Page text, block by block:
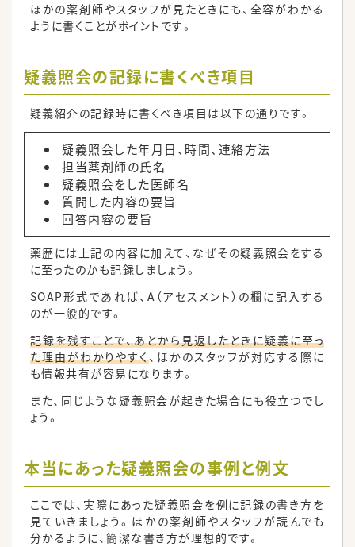
ほかの薬剤師やスタッフが見たときにも、全容がわかる
ように書くことがポイントです。
疑義照会の記録に書くべき項目
疑義紹介の記録時に書くべき項目は以下の通りです。
疑義照会した年月日、時間、連絡方法
担当薬剤師の氏名
疑義照会をした医師名
質問した内容の要旨
回答内容の要旨
薬歴には上記の内容に加えて、なぜその疑義照会をする
に至ったのかも記録しましょう。
SOAP形式であれば、A（アセスメント）の欄に記入する
のが一般的です。
記録を残すことで、あとから見返したときに疑義に至っ
た理由がわかりやすく、ほかのスタッフが対応する際に
も情報共有が容易になります。
また、同じような疑義照会が起きた場合にも役立つでし
ょう。
本当にあった疑義照会の事例と例文
ここでは、実際にあった疑義照会を例に記録の書き方を
見ていきましょう。ほかの薬剤師やスタッフが読んでも
分かるように、簡潔な書き方が理想的です。